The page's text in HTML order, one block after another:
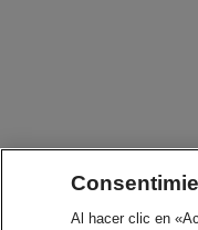
Al hacer clic en